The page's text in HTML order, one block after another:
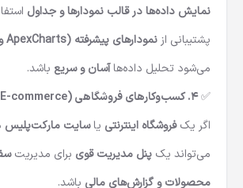
نمایش داده‌ها در قالب نمودارها و جداول
پشتیبانی از نمودارهای پیشرفته (ApexCharts و Chart.js)
می‌شود تحلیل داده‌هاآسان و سریع باشد.
✅۴. کسب‌وکارهای فروشگاهی (E-commerce)
اگر یکفروشگاه اینترنتی یاسایت مارکت‌پلیس
می‌تواند یک پنل مدیریت قوی برای مدیریت
محصولات و گزارش‌های مالی باشد.